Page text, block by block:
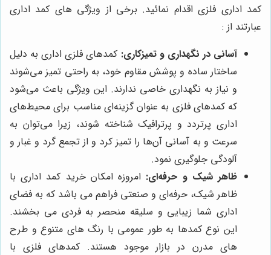
کمد اداری فلزی اقدام نمائید. برخی از ویژگی های کمد اداری
عبارتند از :
آسانی در نگهداری و تمیزکاری: کمدهای فلزی اداری به دلیل
ساختار ساده و پوشش مقاوم خود، به راحتی تمیز می‌شوند
و نیاز به نگهداری خاصی ندارند. این ویژگی باعث می‌شود
که کمدهای فلزی به عنوان گزینه‌ای مناسب برای محیط‌های
اداری پرتردد و پرترافیک شناخته شوند، زیرا می‌توان به
سرعت و به آسانی آن‌ها را تمیز کرد و از تجمع گرد و غبار و
آلودگی جلوگیری نمود.
ظاهر شیک و حرفه‌ای: امروزه امکان خرید کمد اداری با
ظاهر شیک، حرفه‌ای و صنعتی فراهم می باشد که به فضای
اداری شما زیبایی و سلیقه منحصر به فردی می بخشند.
این نوع کمدها به طور عمومی با رنگ های متنوع و طرح
های مدرن در بازار موجود هستند. کمدهای فلزی با